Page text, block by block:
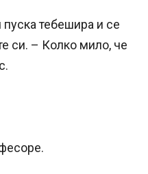
тебешира и се
си. – Колко мило, че